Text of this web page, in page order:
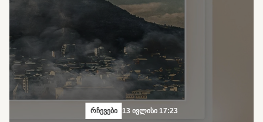
რჩევები 13 ივლისი 17:23